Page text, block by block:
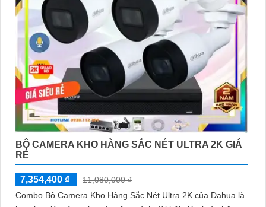
BỘ CAMERA KHO HÀNG SẮC NÉT ULTRA 2K GIÁ
RẺ
7,354,400 ₫
11,080,000 ₫
Combo Bộ Camera Kho Hàng Sắc Nét Ultra 2K của Dahua là